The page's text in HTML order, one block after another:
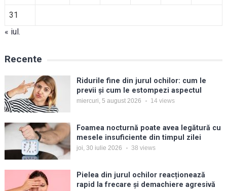
31
« iul.
Recente
Ridurile fine din jurul ochilor: cum le
previi și cum le estompezi aspectul
miercuri, 5 august 2026 14 views
Foamea nocturnă poate avea legătură cu
mesele insuficiente din timpul zilei
joi, 30 iulie 2026 38 views
Pielea din jurul ochilor reacționează
rapid la frecare și demachiere agresivă